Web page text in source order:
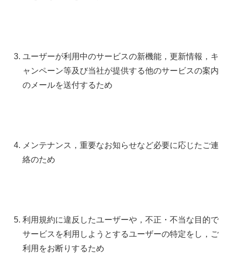
ユーザーが利用中のサービスの新機能，更新情報，キ
ャンペーン等及び当社が提供する他のサービスの案内
のメールを送付するため
メンテナンス，重要なお知らせなど必要に応じたご連
絡のため
利用規約に違反したユーザーや，不正・不当な目的で
サービスを利用しようとするユーザーの特定をし，ご
利用をお断りするため